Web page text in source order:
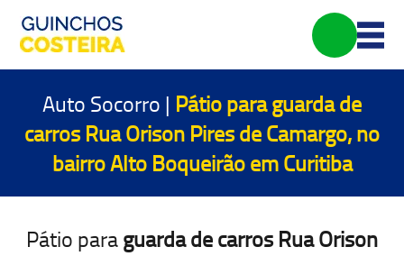
Auto Socorro | Pátio paraguarda de
carros Rua Orison Pires de Camargo, no
bairro Alto Boqueirão em Curitiba
Pátio paraguarda de carros Rua Orison